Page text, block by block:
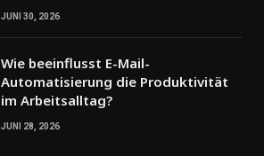
JUNI 30, 2026
Wie beeinflusst E-Mail-
Automatisierung die Produktivität
im Arbeitsalltag?
JUNI 28, 2026